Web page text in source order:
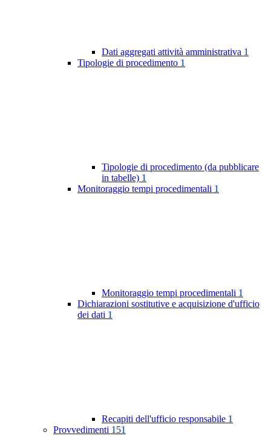
Dati aggregati attività amministrativa 1
Tipologie di procedimento 1
Tipologie di procedimento (da pubblicare
in tabelle) 1
Monitoraggio tempi procedimentali 1
Monitoraggio tempi procedimentali 1
Dichiarazioni sostitutive e acquisizione d'ufficio
dei dati 1
Recapiti dell'ufficio responsabile 1
Provvedimenti 151